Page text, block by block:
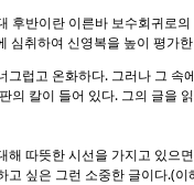
후반이란 이른바 보수회귀로
심취하여 신영복을 높이 평가
그럽고 온화하다. 그러나 그
의 칼이 들어 있다. 그의 글을
해 따뜻한 시선을 가지고 있으
고 싶은 그런 소중한 글이다.(이